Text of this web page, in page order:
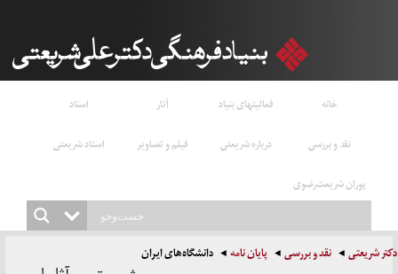
خانه فعالیتهای بنیاد آثار
اسناد
نقد و بررسی
درباره شریعتی فیلم و تصاویر
استاد شریعتی
پوران شریعت‌رضوی
دکتر شریعتی نقد و بررسی پایان نامه دانشگاه‌های ایران